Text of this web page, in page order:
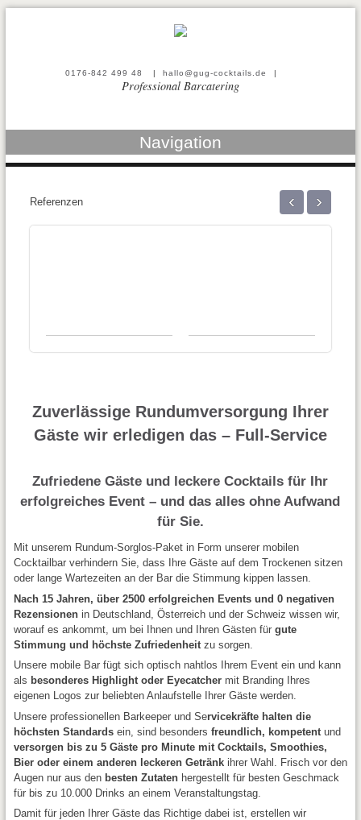
0176-842 499 48 | hallo@gug-cocktails.de |
Professional Barcatering
Navigation
Referenzen ‹ ›
Zuverlässige Rundumversorgung Ihrer
Gäste wir erledigen das – Full-Service
Zufriedene Gäste und leckere Cocktails für Ihr
erfolgreiches Event – und das alles ohne Aufwand
für Sie.
Mit unserem Rundum-Sorglos-Paket in Form unserer mobilen
Cocktailbar verhindern Sie, dass Ihre Gäste auf dem Trockenen sitzen
oder lange Wartezeiten an der Bar die Stimmung kippen lassen.
Nach 15 Jahren, über 2500 erfolgreichen Events und 0 negativen
Rezensionenin Deutschland, Österreich und der Schweiz wissen wir,
worauf es ankommt, um bei Ihnen und Ihren Gästen für gute
Stimmung und höchste Zufriedenheitzu sorgen.
Unsere mobile Bar fügt sich optisch nahtlos Ihrem Event ein und kann
als besonderes Highlight oder Eyecatchermit Branding Ihres
eigenen Logos zur beliebten Anlaufstelle Ihrer Gäste werden.
Unsere professionellen Barkeeper und Servicekräfte halten die
höchsten Standardsein, sind besonders freundlich, kompetentund
versorgen bis zu 5 Gäste pro Minute mit Cocktails, Smoothies,
Bier oder einem anderen leckeren Getränk ihrer Wahl. Frisch vor den
Augen nur aus den besten Zutatenhergestellt für besten Geschmack
für bis zu 10.000 Drinks an einem Veranstaltungstag.
Damit für jeden Ihrer Gäste das Richtige dabei ist, erstellen wir